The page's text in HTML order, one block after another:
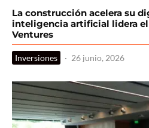
La construcción acelera su
inteligencia artificial lidera
Ventures
Inversiones · 26 junio, 2026